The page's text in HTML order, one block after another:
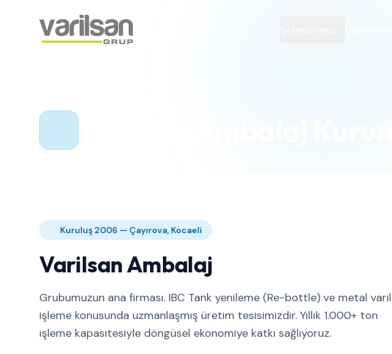
Kuruluş 2006 — Çayırova, Kocaeli
Varilsan Ambalaj
Grubumuzun ana firması. IBC Tank yenileme (Re-bottle) ve metal varil
işleme konusunda uzmanlaşmış üretim tesisimizdir. Yıllık 1.000+ ton
işleme kapasitesiyle döngüsel ekonomiye katkı sağlıyoruz.